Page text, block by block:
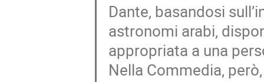
Dante, basandosi
astronomi arabi,
appropriata a una
Nella Commedia,